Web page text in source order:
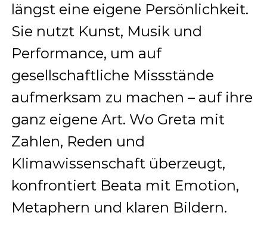
längst eine eigene Persönlichkeit.
Sie nutzt Kunst, Musik und
Performance, um auf
gesellschaftliche Missstände
aufmerksam zu machen – auf ihre
ganz eigene Art. Wo Greta mit
Zahlen, Reden und
Klimawissenschaft überzeugt,
konfrontiert Beata mit Emotion,
Metaphern und klaren Bildern.